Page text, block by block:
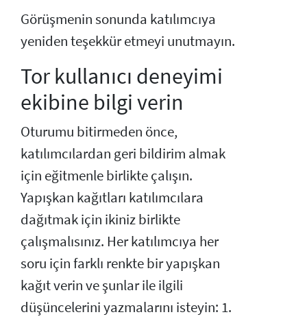
Görüşmenin sonunda katılımcıya
yeniden teşekkür etmeyi unutmayın.
Tor kullanıcı deneyimi
ekibine bilgi verin
Oturumu bitirmeden önce,
katılımcılardan geri bildirim almak
için eğitmenle birlikte çalışın.
Yapışkan kağıtları katılımcılara
dağıtmak için ikiniz birlikte
çalışmalısınız. Her katılımcıya her
soru için farklı renkte bir yapışkan
kağıt verin ve şunlar ile ilgili
düşüncelerini yazmalarını isteyin: 1.